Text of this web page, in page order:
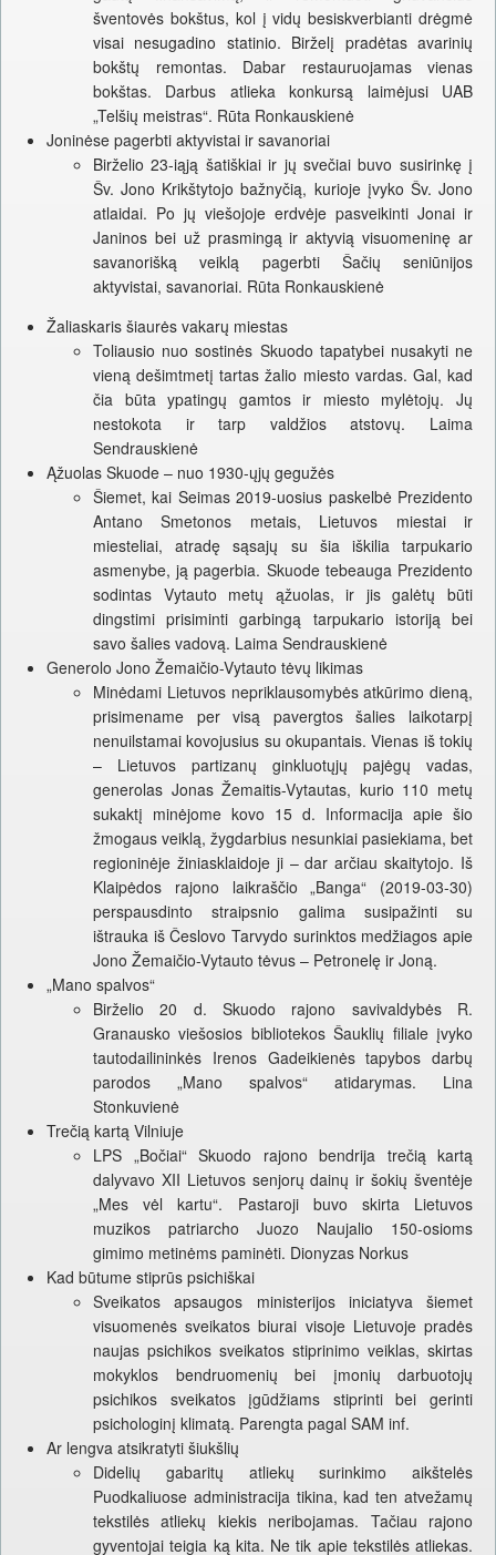
šventovės bokštus, kol į vidų besiskverbianti drėgmė
visai nesugadino statinio. Birželį pradėtas avarinių
bokštų remontas. Dabar restauruojamas vienas
bokštas. Darbus atlieka konkursą laimėjusi UAB
„Telšių meistras“. Rūta Ronkauskienė
Joninėse pagerbti aktyvistai ir savanoriai
Birželio 23-iąją šatiškiai ir jų svečiai buvo susirinkę į
Šv. Jono Krikštytojo bažnyčią, kurioje įvyko Šv. Jono
atlaidai. Po jų viešojoje erdvėje pasveikinti Jonai ir
Janinos bei už prasmingą ir aktyvią visuomeninę ar
savanorišką veiklą pagerbti Šačių seniūnijos
aktyvistai, savanoriai. Rūta Ronkauskienė
Žaliaskaris šiaurės vakarų miestas
Toliausio nuo sostinės Skuodo tapatybei nusakyti ne
vieną dešimtmetį tartas žalio miesto vardas. Gal, kad
čia būta ypatingų gamtos ir miesto mylėtojų. Jų
nestokota ir tarp valdžios atstovų. Laima
Sendrauskienė
Ąžuolas Skuode – nuo 1930-ųjų gegužės
Šiemet, kai Seimas 2019-uosius paskelbė Prezidento
Antano Smetonos metais, Lietuvos miestai ir
miesteliai, atradę sąsajų su šia iškilia tarpukario
asmenybe, ją pagerbia. Skuode tebeauga Prezidento
sodintas Vytauto metų ąžuolas, ir jis galėtų būti
dingstimi prisiminti garbingą tarpukario istoriją bei
savo šalies vadovą. Laima Sendrauskienė
Generolo Jono Žemaičio-Vytauto tėvų likimas
Minėdami Lietuvos nepriklausomybės atkūrimo dieną,
prisimename per visą pavergtos šalies laikotarpį
nenuilstamai kovojusius su okupantais. Vienas iš tokių
– Lietuvos partizanų ginkluotųjų pajėgų vadas,
generolas Jonas Žemaitis-Vytautas, kurio 110 metų
sukaktį minėjome kovo 15 d. Informacija apie šio
žmogaus veiklą, žygdarbius nesunkiai pasiekiama, bet
regioninėje žiniasklaidoje ji – dar arčiau skaitytojo. Iš
Klaipėdos rajono laikraščio „Banga“ (2019-03-30)
perspausdinto straipsnio galima susipažinti su
ištrauka iš Česlovo Tarvydo surinktos medžiagos apie
Jono Žemaičio-Vytauto tėvus – Petronelę ir Joną.
„Mano spalvos“
Birželio 20 d. Skuodo rajono savivaldybės R.
Granausko viešosios bibliotekos Šauklių filiale įvyko
tautodailininkės Irenos Gadeikienės tapybos darbų
parodos „Mano spalvos“ atidarymas. Lina
Stonkuvienė
Trečią kartą Vilniuje
LPS „Bočiai“ Skuodo rajono bendrija trečią kartą
dalyvavo XII Lietuvos senjorų dainų ir šokių šventėje
„Mes vėl kartu“. Pastaroji buvo skirta Lietuvos
muzikos patriarcho Juozo Naujalio 150-osioms
gimimo metinėms paminėti. Dionyzas Norkus
Kad būtume stiprūs psichiškai
Sveikatos apsaugos ministerijos iniciatyva šiemet
visuomenės sveikatos biurai visoje Lietuvoje pradės
naujas psichikos sveikatos stiprinimo veiklas, skirtas
mokyklos bendruomenių bei įmonių darbuotojų
psichikos sveikatos įgūdžiams stiprinti bei gerinti
psichologinį klimatą. Parengta pagal SAM inf.
Ar lengva atsikratyti šiukšlių
Didelių gabaritų atliekų surinkimo aikštelės
Puodkaliuose administracija tikina, kad ten atvežamų
tekstilės atliekų kiekis neribojamas. Tačiau rajono
gyventojai teigia ką kita. Ne tik apie tekstilės atliekas.